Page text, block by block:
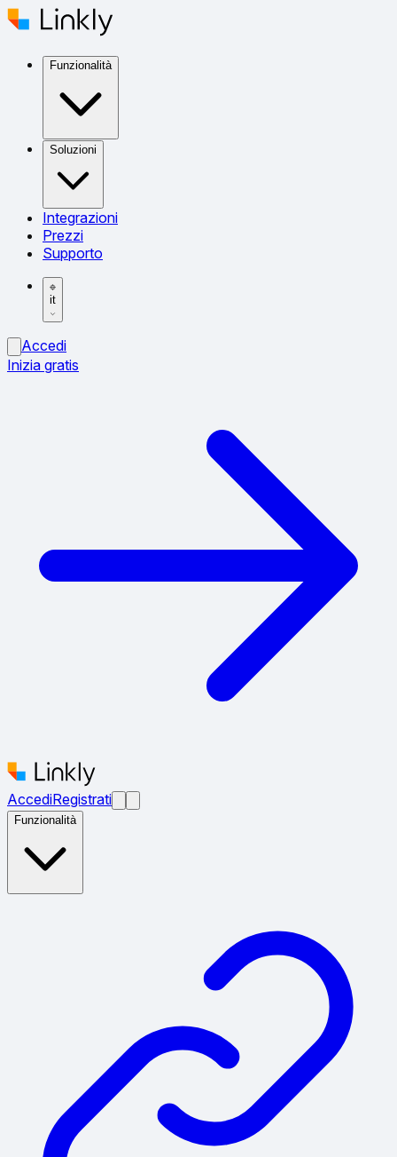
Funzionalità
Soluzioni
Integrazioni
Prezzi
Supporto
it
Accedi
Inizia gratis
AccediRegistrati
Funzionalità